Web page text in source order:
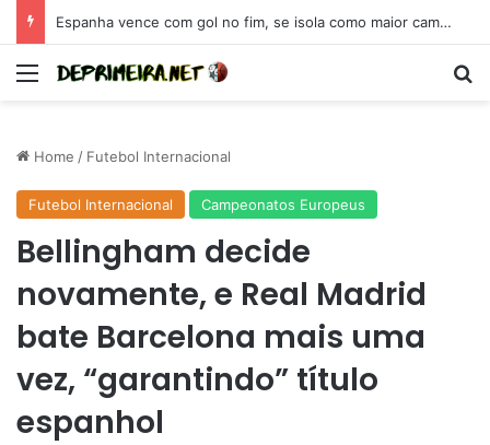
Espanha vence com gol no fim, se isola como maior campeã da Eurocopa e se coloca como candidata para 2026
Menu
Home / Futebol Internacional
Futebol Internacional Campeonatos Europeus
Bellingham decide
novamente, e Real Madrid
bate Barcelona mais uma
vez, “garantindo” título
espanhol